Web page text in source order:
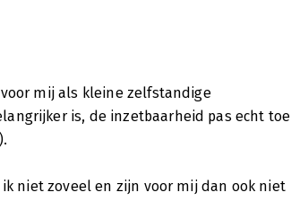
mij als kleine zelfstandige
is, de inzetbaarheid pas echt toe
niet zoveel en zijn voor mij dan ook niet